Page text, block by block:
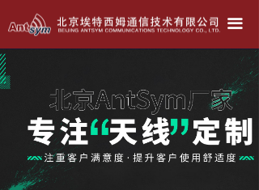
끀
北京埃特西姆---只为生产好天线！！！
公司简介
产品中心
天线定做
联系我们